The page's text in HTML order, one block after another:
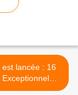
est lancée : 16
Queffélec et